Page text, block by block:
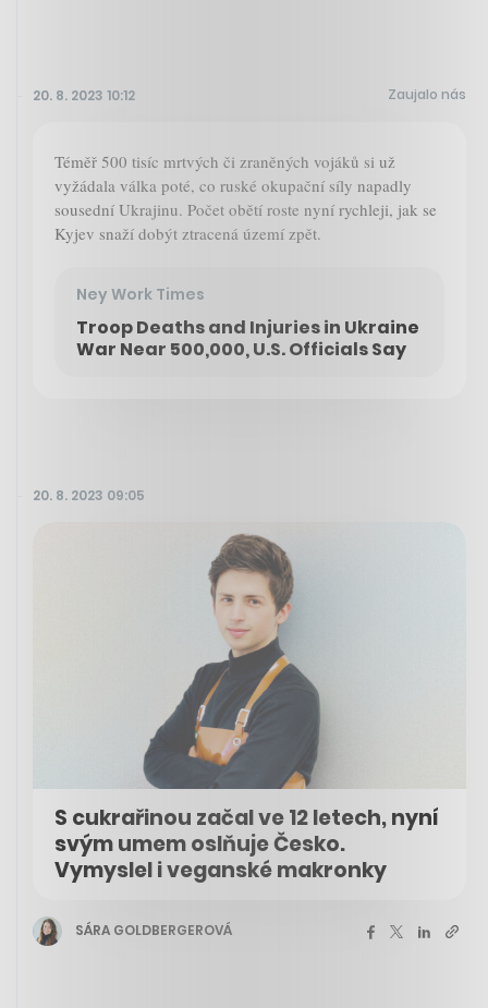
20. 8. 2023 10:12 Zaujalo nás
Téměř 500 tisíc mrtvých či zraněných vojáků si už
vyžádala válka poté, co ruské okupační síly napadly
sousední Ukrajinu. Počet obětí roste nyní rychleji, jak se
Kyjev snaží dobýt ztracená území zpět.
Ney Work Times
Troop Deaths and Injuries in Ukraine
War Near 500,000, U.S. Officials Say
20. 8. 2023 09:05
S cukrařinou začal ve 12 letech, nyní
svým umem oslňuje Česko.
Vymyslel i veganské makronky
SÁRA GOLDBERGEROVÁ